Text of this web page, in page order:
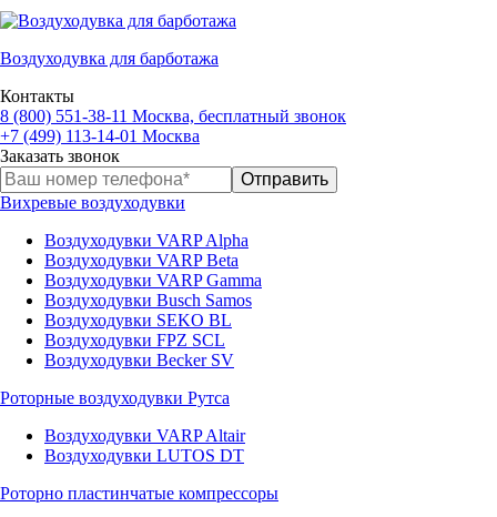
Воздуходувка для барботажа
Контакты
8 (800) 551-38-11 Москва, бесплатный звонок
+7 (499) 113-14-01 Москва
Заказать звонок
Вихревые воздуходувки
Воздуходувки VARP Alpha
Воздуходувки VARP Beta
Воздуходувки VARP Gamma
Воздуходувки Busch Samos
Воздуходувки SEKO BL
Воздуходувки FPZ SCL
Воздуходувки Becker SV
Роторные воздуходувки Рутса
Воздуходувки VARP Altair
Воздуходувки LUTOS DT
Роторно пластинчатые компрессоры